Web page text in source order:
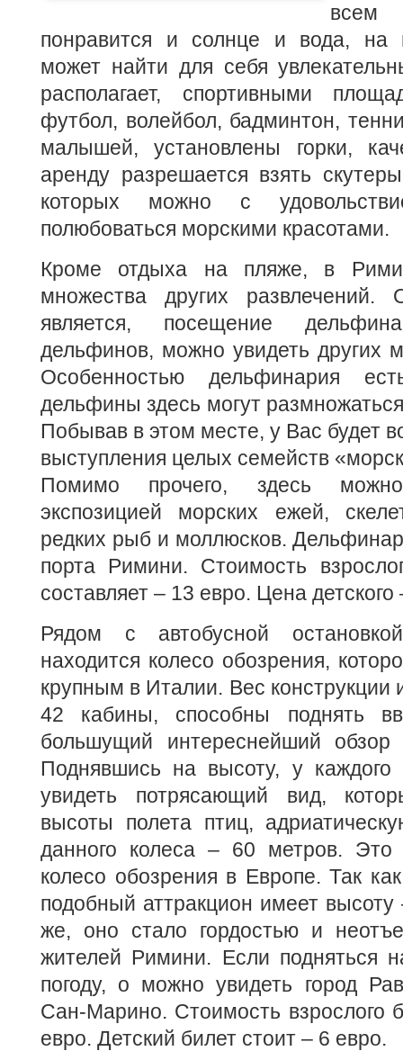
понравится и солнце и вода, на
может найти для себя
располагает, спортивными
футбол, волейбол, бадминтон,
малышей, установлены горки,
аренду разрешается взять
которых можно с
полюбоваться морскими красотами.
Кроме отдыха на пляже, в
множества других
является, посещение
дельфинов, можно увидеть других
Особенностью дельфинария
дельфины здесь могут
Побывав в этом месте, у Вас будет
выступления целых семейств
Помимо прочего, здесь
экспозицией морских ежей,
редких рыб и моллюсков.
порта Римини. Стоимость
составляет – 13 евро. Цена детского
Рядом с автобусной
находится колесо обозрения,
крупным в Италии. Вес
42 кабины, способны поднять
большущий интереснейший
Поднявшись на высоту, у каждого
увидеть потрясающий вид,
высоты полета птиц,
данного колеса – 60 метров.
колесо обозрения в Европе. Так
подобный аттракцион имеет
же, оно стало гордостью и
жителей Римини. Если подняться
погоду, о можно увидеть город
Сан-Марино. Стоимость взрослого
евро. Детский билет стоит – 6 евро.